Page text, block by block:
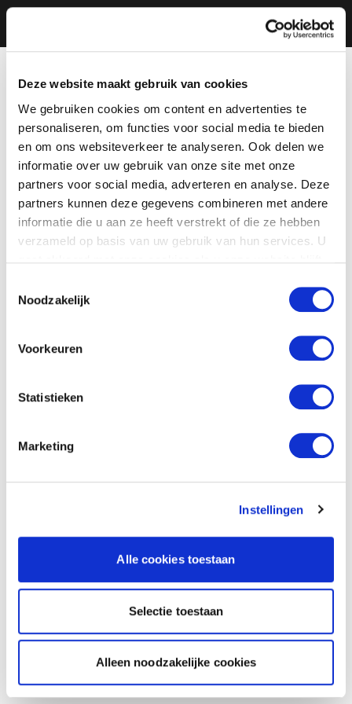
Deze website maakt gebruik van cookies
We gebruiken cookies om content en advertenties te
personaliseren, om functies voor social media te bieden
en om ons websiteverkeer te analyseren. Ook delen we
informatie over uw gebruik van onze site met onze
partners voor social media, adverteren en analyse. Deze
partners kunnen deze gegevens combineren met andere
informatie die u aan ze heeft verstrekt of die ze hebben
verzameld op basis van uw gebruik van hun services. U
Noodzakelijk
Voorkeuren
Statistieken
Marketing
Instellingen
Alle cookies toestaan
Selectie toestaan
Alleen noodzakelijke cookies